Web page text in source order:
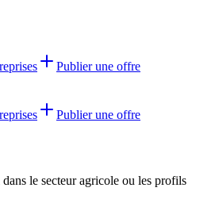
Publier une offre
Publier une offre
le secteur agricole ou les profils